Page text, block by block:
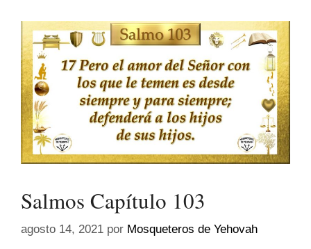
Salmos Capítulo 103
agosto 14, 2021 por Mosqueteros de Yehovah